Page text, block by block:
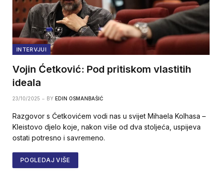
INTERVJUI
Vojin Ćetković: Pod pritiskom vlastitih
ideala
23/10/2025 BY EDIN OSMANBAŠIĆ
Razgovor s Ćetkovićem vodi nas u svijet Mihaela Kolhasa –
Kleistovo djelo koje, nakon više od dva stoljeća, uspijeva
ostati potresno i savremeno.
POGLEDAJ VIŠE